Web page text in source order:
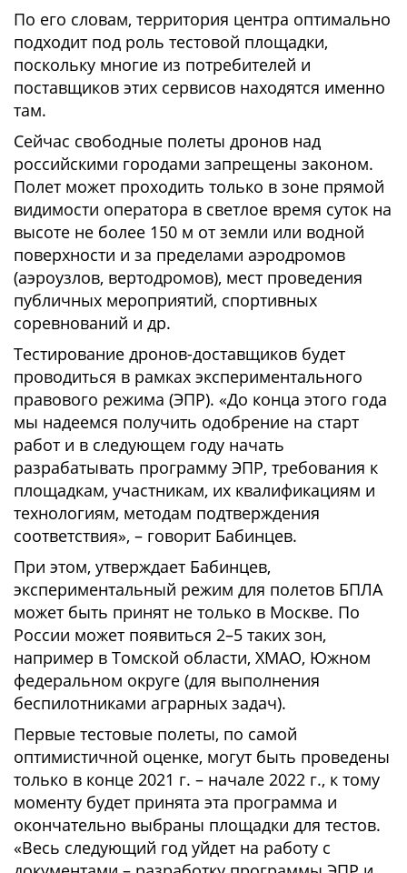
По его словам, территория центра оптимально
подходит под роль тестовой площадки,
поскольку многие из потребителей и
поставщиков этих сервисов находятся именно
там.
Сейчас свободные полеты дронов над
российскими городами запрещены законом.
Полет может проходить только в зоне прямой
видимости оператора в светлое время суток на
высоте не более 150 м от земли или водной
поверхности и за пределами аэродромов
(аэроузлов, вертодромов), мест проведения
публичных мероприятий, спортивных
соревнований и др.
Тестирование дронов-доставщиков будет
проводиться в рамках экспериментального
правового режима (ЭПР). «До конца этого года
мы надеемся получить одобрение на старт
работ и в следующем году начать
разрабатывать программу ЭПР, требования к
площадкам, участникам, их квалификациям и
технологиям, методам подтверждения
соответствия», – говорит Бабинцев.
При этом, утверждает Бабинцев,
экспериментальный режим для полетов БПЛА
может быть принят не только в Москве. По
России может появиться 2–5 таких зон,
например в Томской области, ХМАО, Южном
федеральном округе (для выполнения
беспилотниками аграрных задач).
Первые тестовые полеты, по самой
оптимистичной оценке, могут быть проведены
только в конце 2021 г. – начале 2022 г., к тому
моменту будет принята эта программа и
окончательно выбраны площадки для тестов.
«Весь следующий год уйдет на работу с